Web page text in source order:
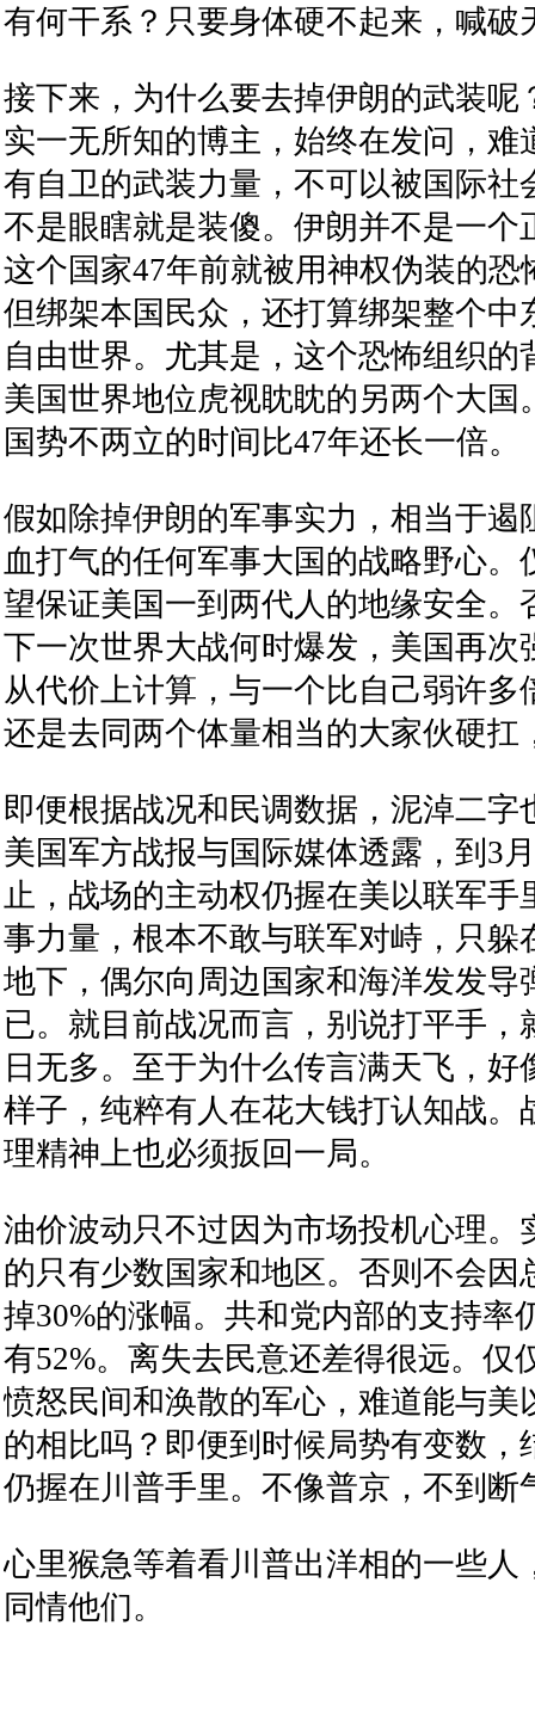
有何干系？只要身体硬不起来，喊破
接下来，为什么要去掉伊朗的武装呢
实一无所知的博主，始终在发问，难
有自卫的武装力量，不可以被国际社
不是眼瞎就是装傻。伊朗并不是一个
这个国家47年前就被用神权伪装的恐
但绑架本国民众，还打算绑架整个中
自由世界。尤其是，这个恐怖组织的
美国世界地位虎视眈眈的另两个大国
国势不两立的时间比47年还长一倍。
假如除掉伊朗的军事实力，相当于遏
血打气的任何军事大国的战略野心。
望保证美国一到两代人的地缘安全。
下一次世界大战何时爆发，美国再次
从代价上计算，与一个比自己弱许多
还是去同两个体量相当的大家伙硬扛
即便根据战况和民调数据，泥淖二字
美国军方战报与国际媒体透露，到3
止，战场的主动权仍握在美以联军手
事力量，根本不敢与联军对峙，只躲
地下，偶尔向周边国家和海洋发发导
已。就目前战况而言，别说打平手，
日无多。至于为什么传言满天飞，好
样子，纯粹有人在花大钱打认知战。
理精神上也必须扳回一局。
油价波动只不过因为市场投机心理。
的只有少数国家和地区。否则不会因
掉30%的涨幅。共和党内部的支持率
有52%。离失去民意还差得很远。仅
愤怒民间和涣散的军心，难道能与美
的相比吗？即便到时候局势有变数，
仍握在川普手里。不像普京，不到断
心里猴急等着看川普出洋相的一些人
同情他们。